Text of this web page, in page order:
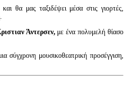
θα μας ταξιδέψει μέσα στις γιορτές,
Άντερσεν,με ένα πολυμελή θίασο
σύγχρονη μουσικοθεατρική προσέγγιση,